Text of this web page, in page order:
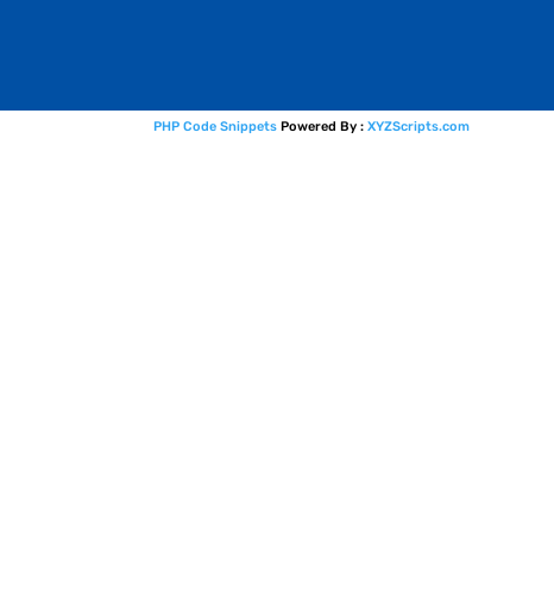
PHP Code Snippets Powered By : XYZScripts.com